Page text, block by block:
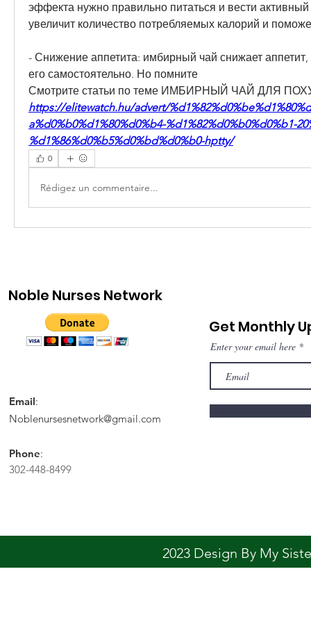
эффекта нужно правильно питаться и вести
увеличит количество потребляемых калорий и
- Снижение аппетита: имбирный чай снижает аппетит,
его самостоятельно. Но помните
Смотрите статьи по теме ИМБИРНЫЙ ЧАЙ ДЛЯ
https://elitewatch.hu/advert/
a%d0%b0%d1%80%d0%b4-%d1%82%d0%b0%d0%b1-
%d1%86%d0%b5%d0%bd%d0%b0-hptty/
0
Rédigez un commentaire...
Noble Nurses Network
Email:
Noblenursesnetwork@gmail.com
Phone:
302-448-8499
Get Monthly
Enter your email here
2023 Design By My